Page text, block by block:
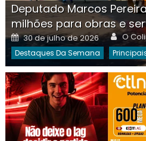
Deputado Marcos
milhões para obras e
Posted
on
30 de julho de 2026 O
Destaques Da Semana